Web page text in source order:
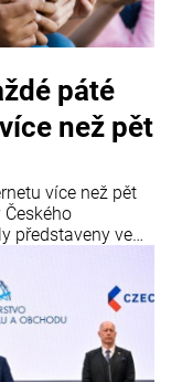
páté
než pět
více než pět
představeny ve